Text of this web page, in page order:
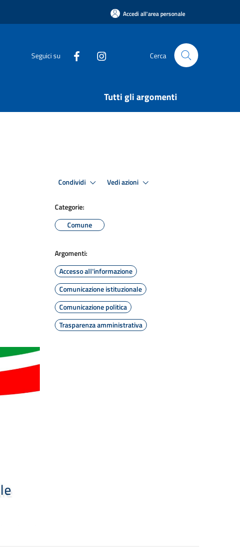
Accedi all'area personale
Seguici su Cerca
Tutti gli argomenti
Condividi Vedi azioni
Categorie:
Comune
Argomenti:
Accesso all'informazione
Comunicazione istituzionale
Comunicazione politica
Trasparenza amministrativa